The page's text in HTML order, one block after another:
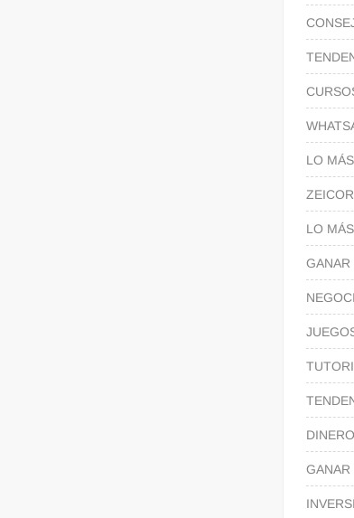
LO
ZEICOR
LO
GANAR
DINERO
GANAR